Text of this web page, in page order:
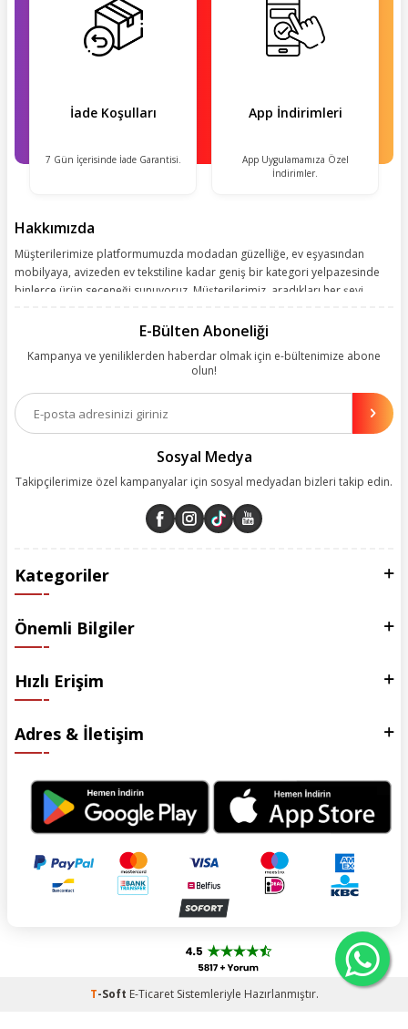
İade Koşulları
7 Gün İçerisinde İade Garantisi.
App İndirimleri
App Uygulamamıza Özel
İndirimler.
Hakkımızda
Müşterilerimize platformumuzda modadan güzelliğe, ev eşyasından
mobilyaya, avizeden ev tekstiline kadar geniş bir kategori yelpazesinde
binlerce ürün seçeneği sunuyoruz. Müşterilerimiz, aradıkları her şeyi
kolay, kusursuz ve keyifli bir alışveriş yolculuğu sunarken deneyiminize
olanakları sunuyoruz. Çalışmalarımızı müşterilerimizin memnuniyetini
esas alarak yürütüyoruz.
E-Bülten Aboneliği
Kampanya ve yeniliklerden haberdar olmak için e-bültenimize abone
olun!
Sosyal Medya
Takipçilerimize özel kampanyalar için sosyal medyadan bizleri takip edin.
Kategoriler
Önemli Bilgiler
Hızlı Erişim
Adres & İletişim
T-Soft E-TicaretSistemleriyle Hazırlanmıştır.